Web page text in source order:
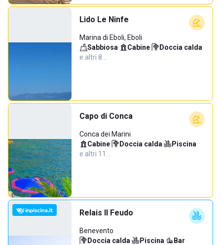
Lido Le Ninfe
Marina di Eboli, Eboli
Sabbiosa· Cabine· Doccia calda·
e altri 8…
Capo di Conca
Conca dei Marini
Cabine· Doccia calda· Piscina·
e altri 11…
Relais Il Feudo
Benevento
Doccia calda· Piscina· Bar·